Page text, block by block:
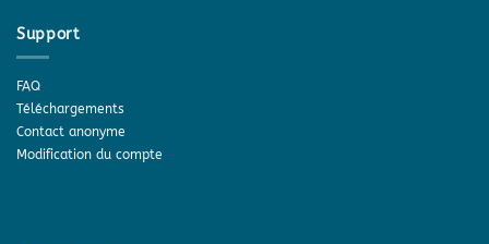
Support
FAQ
Téléchargements
Contact anonyme
Modification du compte